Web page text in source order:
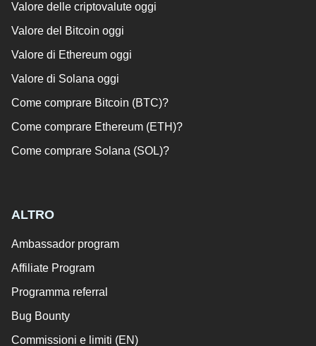
Valore delle criptovalute oggi
Valore del Bitcoin oggi
Valore di Ethereum oggi
Valore di Solana oggi
Come comprare Bitcoin (BTC)?
Come comprare Ethereum (ETH)?
Come comprare Solana (SOL)?
ALTRO
Ambassador program
Affiliate Program
Programma referral
Bug Bounty
Commissioni e limiti (EN)